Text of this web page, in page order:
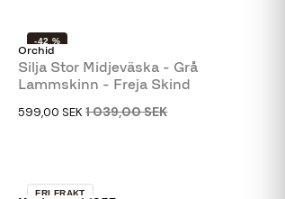
Orchid
Silja Stor Midjeväska - Grå
Lammskinn - Freja Skind
599,00 SEK 1 039,00 SEK
-42 %
FRI FRAKT